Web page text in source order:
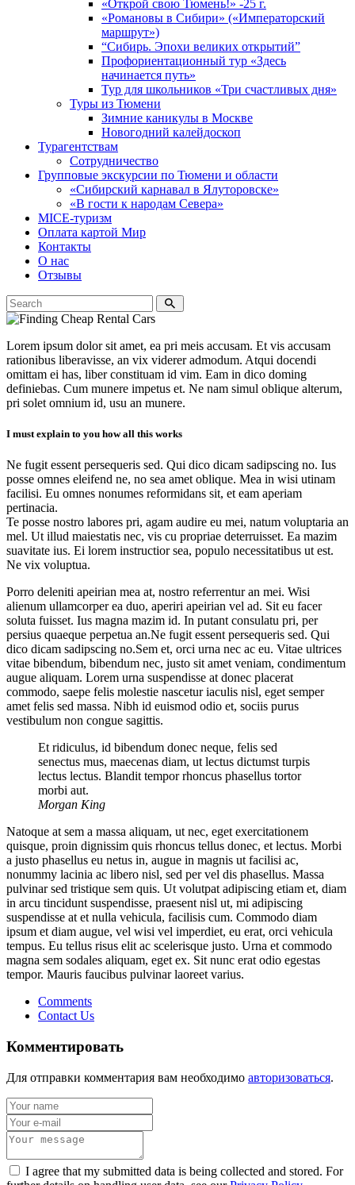
«Открой свою Тюмень!» -25 г.
«Романовы в Сибири» («Императорский
маршрут»)
“Сибирь. Эпохи великих открытий”
Профориентационный тур «Здесь
начинается путь»
Тур для школьников «Три счастливых дня»
Туры из Тюмени
Зимние каникулы в Москве
Новогодний калейдоскоп
Турагентствам
Сотрудничество
Групповые экскурсии по Тюмени и области
«Сибирский карнавал в Ялуторовске»
«В гости к народам Севера»
MICE-туризм
Оплата картой Мир
Контакты
О нас
Отзывы
Lorem ipsum dolor sit amet, ea pri meis accusam. Et vis accusam
rationibus liberavisse, an vix viderer admodum. Atqui docendi
omittam ei has, liber constituam id vim. Eam in dico doming
definiebas. Cum munere impetus et. Ne nam simul oblique alterum,
pri solet omnium id, usu an munere.
I must explain to you how all this works
Ne fugit essent persequeris sed. Qui dico dicam sadipscing no. Ius
posse omnes eleifend ne, no sea amet oblique. Mea in wisi utinam
facilisi. Eu omnes nonumes reformidans sit, et eam aperiam
pertinacia.
Te posse nostro labores pri, agam audire eu mei, natum voluptaria an
mel. Ut illud maiestatis nec, vis cu propriae deterruisset. Ea mazim
suavitate ius. Ei lorem instructior sea, populo necessitatibus ut est.
Ne vix voluptua.
Porro deleniti apeirian mea at, nostro referrentur an mei. Wisi
alienum ullamcorper ea duo, aperiri apeirian vel ad. Sit eu facer
soluta fuisset. Ius magna mazim id. In putant consulatu pri, per
persius quaeque perpetua an.Ne fugit essent persequeris sed. Qui
dico dicam sadipscing no.Sem et, orci urna nec ac eu. Vitae ultrices
vitae bibendum, bibendum nec, justo sit amet veniam, condimentum
augue aliquam. Lorem urna suspendisse at donec placerat
commodo, saepe felis molestie nascetur iaculis nisl, eget semper
amet felis sed massa. Nibh id euismod odio et, sociis purus
vestibulum non congue sagittis.
Et ridiculus, id bibendum donec neque, felis sed
senectus mus, maecenas diam, ut lectus dictumst turpis
lectus lectus. Blandit tempor rhoncus phasellus tortor
morbi aut.
Morgan King
Natoque at sem a massa aliquam, ut nec, eget exercitationem
quisque, proin dignissim quis rhoncus tellus donec, et lectus. Morbi
a justo phasellus eu netus in, augue in magnis ut facilisi ac,
nonummy lacinia ac libero nisl, sed per vel dis phasellus. Massa
pulvinar sed tristique sem quis. Ut volutpat adipiscing etiam et, diam
in arcu tincidunt suspendisse, praesent nisl ut, mi adipiscing
suspendisse at et nulla vehicula, facilisis cum. Commodo diam
ipsum et diam augue, vel wisi vel imperdiet, eu erat, orci vehicula
tempus. Eu tellus risus elit ac scelerisque justo. Urna et commodo
magna sem sodales aliquam, eget ex. Sit nunc erat odio egestas
tempor. Mauris faucibus pulvinar laoreet varius.
Comments
Contact Us
Комментировать
Для отправки комментария вам необходимо авторизоваться.
I agree that my submitted data is being collected and stored. For